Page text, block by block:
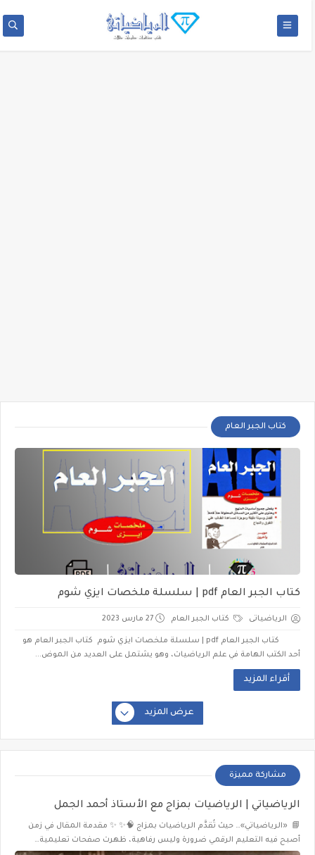
كتاب الجبر العام
كتاب الجبر العام pdf | سلسلة ملخصات ايزي شوم
الرياضياتى كتاب الجبر العام 27 مارس 2023
كتاب الجبر العام pdf | سلسلة ملخصات ايزي شوم كتاب الجبر العام هو
أحد الكتب الهامة في علم الرياضيات، وهو يشتمل على العديد من الموض...
أقراء المزيد
عرض المزيد
مشاركة مميزة
الرياضياتي | الرياضيات بمزاج مع الأستاذ أحمد الجمل
📘 «الرياضياتي»… حيث تُقدَّم الرياضيات بمزاج 🧠✨ ✨ مقدمة المقال في زمن
أصبح فيه التعليم الرقمي ضرورة وليس رفاهية، ظهرت صفحات تعليمية…